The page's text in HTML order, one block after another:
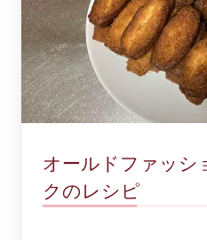
オールドファッシ
クのレシピ